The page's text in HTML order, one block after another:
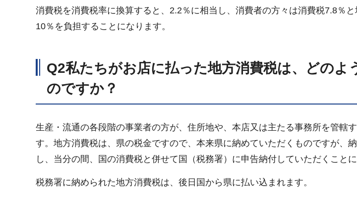
消費税を消費税率に換算すると、2.2％に相当し、消費者の方々は消費税7.8％
10％を負担することになります。
Q2私たちがお店に払った地方消費税は、どのよ
のですか？
生産・流通の各段階の事業者の方が、住所地や、本店又は主たる事務所を管轄
す。地方消費税は、県の税金ですので、本来県に納めていただくものですが、
し、当分の間、国の消費税と併せて国（税務署）に申告納付していただくことに
税務署に納められた地方消費税は、後日国から県に払い込まれます。